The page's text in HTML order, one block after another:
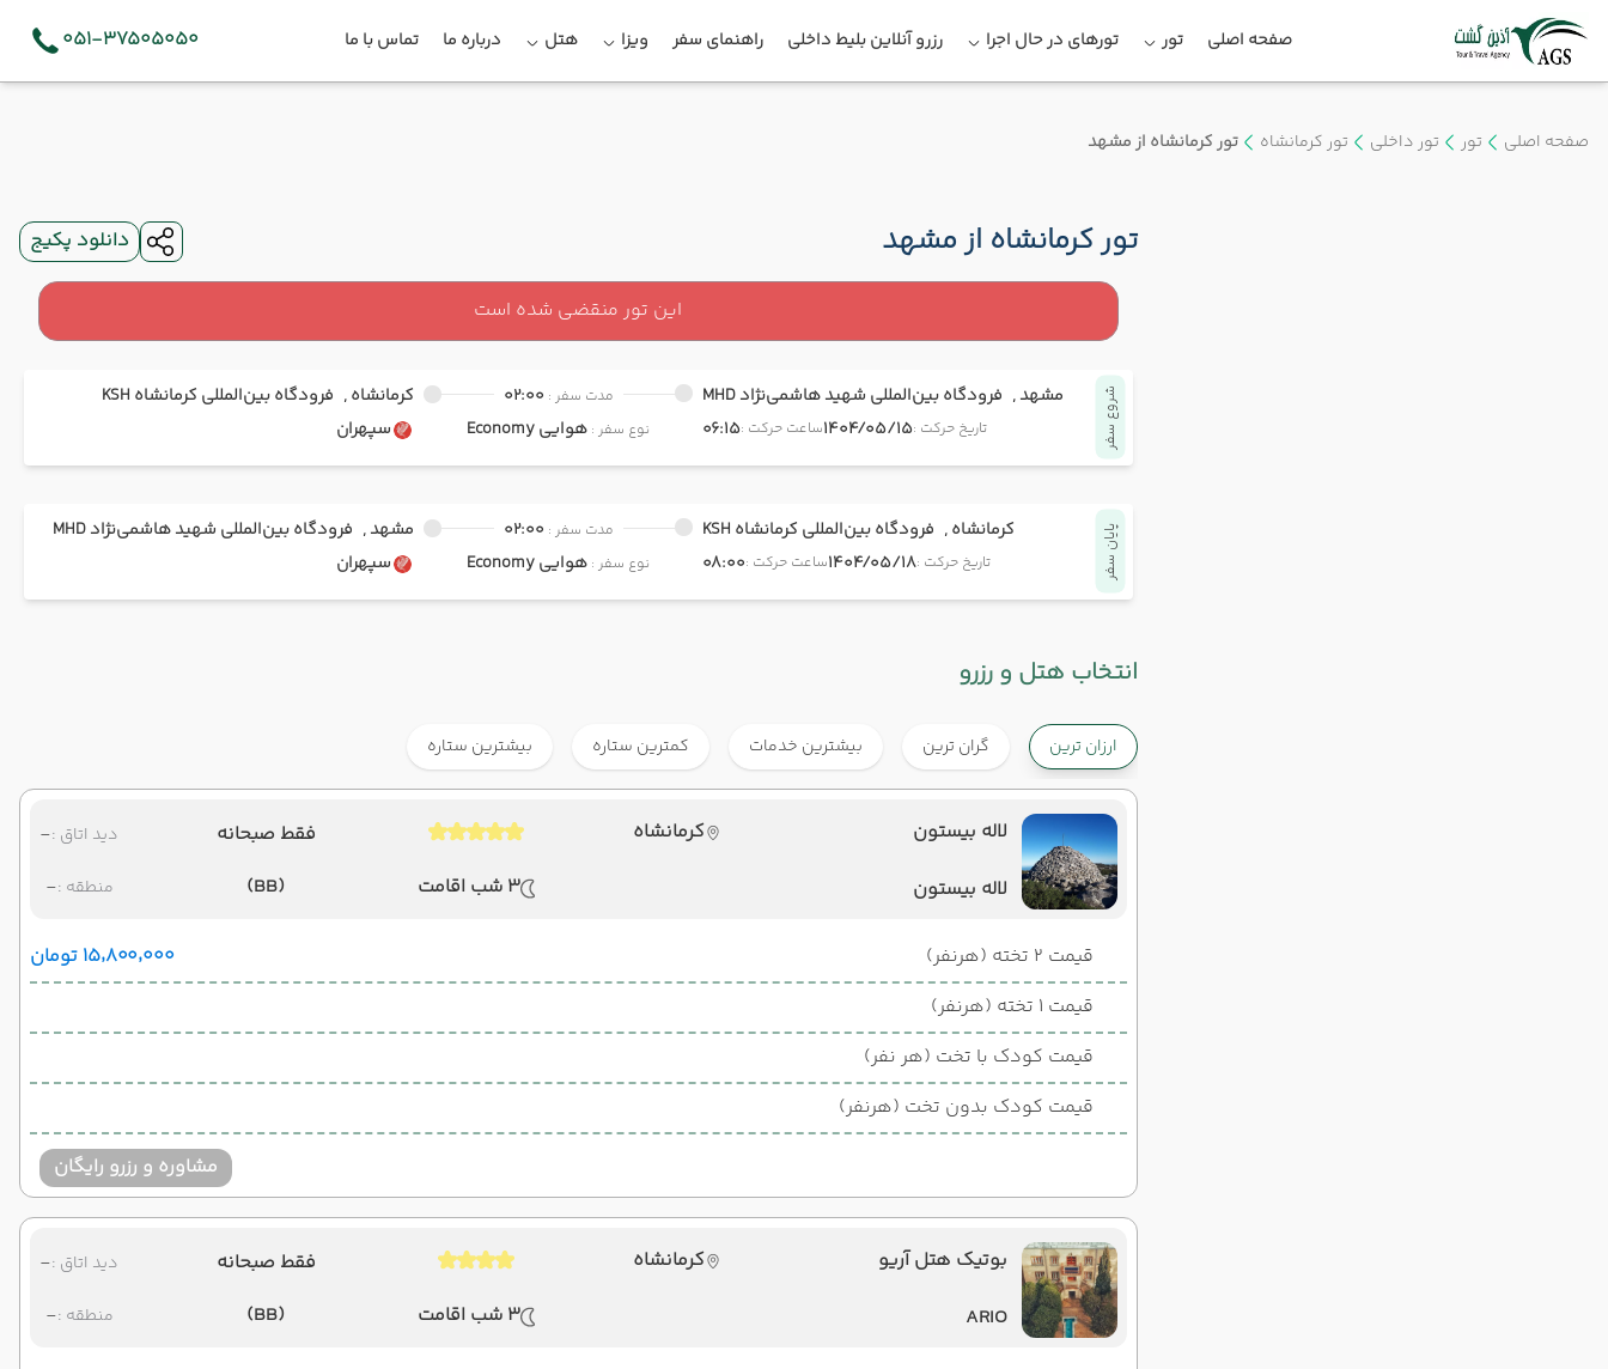
صفحه اصلی تور تورهای در حال اجرا رزرو آنلاین بلیط داخلی راهنمای سفر ویزا هتل درباره ما تماس با ما 051-37505050
صفحه اصلی تور تور داخلی تور کرمانشاه تور کرمانشاه از مشهد
تور کرمانشاه از مشهد دانلود پکیج
این تور منقضی شده است
شروع سفر مشهد , فرودگاه بین‌المللی شهید هاشمی‌نژاد MHD
تاریخ حرکت :1404/05/15ساعت حرکت :06:15
مدت سفر : 02:00
نوع سفر : هوایی
کرمانشاه , فرودگاه بین‌المللی کرمانشاه KSH
سپهران
پایان سفر کرمانشاه , فرودگاه بین‌المللی کرمانشاه KSH
تاریخ حرکت :1404/05/18ساعت حرکت :08:00
مدت سفر : 02:00
نوع سفر : هوایی
مشهد , فرودگاه بین‌المللی شهید هاشمی‌نژاد MHD
سپهران
انتخاب هتل و رزرو
ارزان ترین گران ترین بیشترین خدمات کمترین ستاره بیشترین ستاره
لاله بیستون
کرمانشاه
لاله بیستون
3 شب اقامت
فقط صبحانه
(BB)
دید اتاق :-
منطقه :-
قیمت 2 تخته (هرنفر)
۱۵٬۸۰۰٬۰۰۰ تومان
قیمت 1 تخته (هرنفر)
قیمت کودک با تخت (هر نفر)
قیمت کودک بدون تخت (هرنفر)
مشاوره و رزرو رایگان
بوتیک هتل آریو
کرمانشاه
ARIO
3 شب اقامت
فقط صبحانه
(BB)
دید اتاق :-
منطقه :-